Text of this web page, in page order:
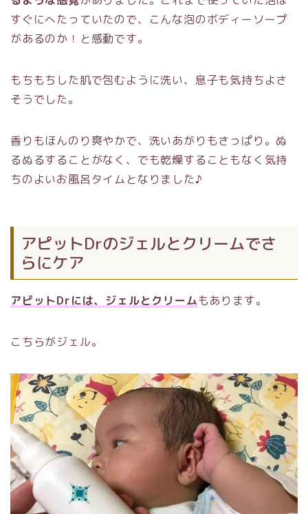
すぐにへたっていたので、こんな泡のボディーソープ
があるのか！と感動です。
もちもちした肌で包むように洗い、息子も気持ちよさ
そうでした。
香りもほんのり爽やかで、洗いあがりもさっぱり。ぬ
るぬるすることがなく、でも乾燥することもなく気持
ちのよいお風呂タイムとなりました♪
アピットDrのジェルとクリームでさ
らにケア
アピットDrには、ジェルとクリームもあります。
こちらがジェル。